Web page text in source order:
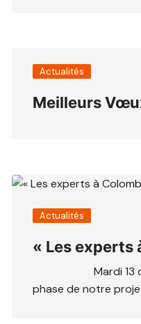
Actualités
Meilleurs
Actualités
« Les experts
Mardi 13
phase de notre